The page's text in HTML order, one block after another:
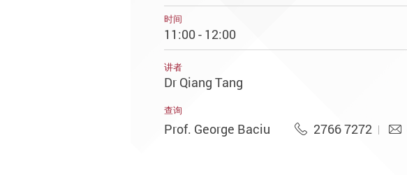
时间
11:00 - 12:00
讲者
Dr Qiang Tang
查询
Prof. George Baciu 2766 7272